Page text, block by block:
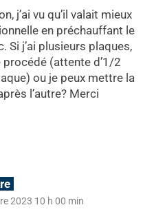
j’ai vu qu’il valait mieux
en préchauffant le
Si j’ai plusieurs plaques,
(attente d’1/2
ou je peux mettre la
l’autre? Merci
2023 10 h 00 min